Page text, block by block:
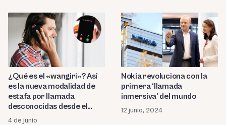
¿Qué es el «wangiri»? Así
es la nueva modalidad de
estafa por llamada
desconocidas desde el
extranjero
4 de junio
Nokia revoluciona con la
primera ‘llamada
inmersiva’ del mundo
12 junio, 2024